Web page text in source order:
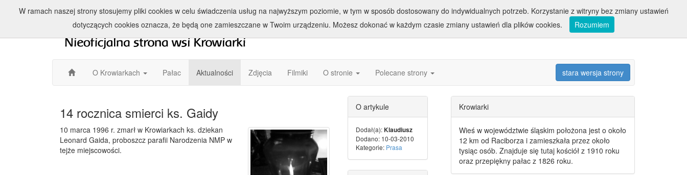
O Krowiarkach Pałac Aktualności Zdjęcia Filmiki O stronie Polecane strony stara wersja strony
14 rocznica smierci ks. Gaidy
10 marca 1996 r. zmarł w Krowiarkach ks. dziekan
Leonard Gaida, proboszcz parafii Narodzenia NMP w
tejże miejscowości.
O artykule
Dodał(a):Klaudiusz
Dodano: 10-03-2010
Kategorie: Prasa
Krowiarki
Wieś w województwie śląskim położona jest o około
12 km od Raciborza i zamieszkała przez około
tysiąc osób. Znajduje się tutaj kościół z 1910 roku
oraz przepiękny pałac z 1826 roku.
W ramach naszej strony stosujemy pliki cookies w celu świadczenia usług na najwyższym poziomie, w tym w sposób dostosowany do indywidualnych potrzeb. Korzystanie z witryny bez zmiany ustawień
dotyczących cookies oznacza, że będą one zamieszczane w Twoim urządzeniu. Możesz dokonać w każdym czasie zmiany ustawień dla plików cookies.
Rozumiem